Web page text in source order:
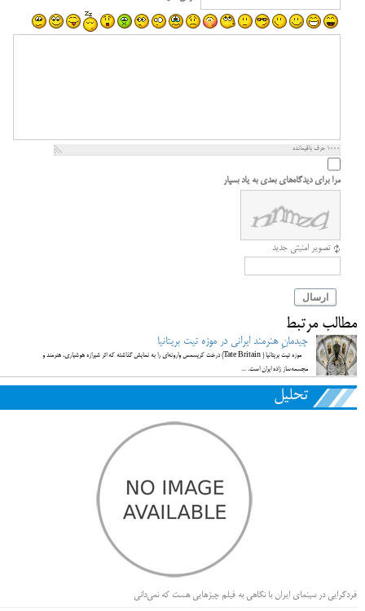
1000 حرف باقیمانده
مرا برای دیدگاه‌های بعدی به یاد بسپار
تصویر امنیتی جدید
ارسال
مطالب مرتبط
چیدمانِ هنرمند ایرانی در موزه تیت بریتانیا
موزه تیت بریتانیا ( Tate Britain) درخت کریسمس وارونه‌ای را به نمایش گذاشته که اثر شیرازه هوشیاری، هنرمند و
مجسمه‌ساز زاده ایران است. ...
تحلیل
فردگرایی در سینمای ایران با نگاهی به فیلم چیزهایی هست که نمی‌دانی